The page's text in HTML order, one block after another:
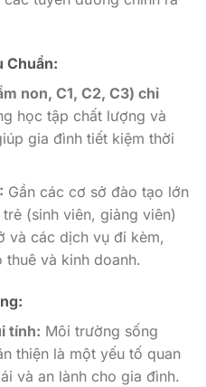
Chuẩn:
non, C1, C2, C3) chỉ
học tập chất lượng và
gia đình tiết kiệm thời
Gần các cơ sở đào tạo lớn
(sinh viên, giảng viên)
và các dịch vụ đi kèm,
thuê và kinh doanh.
tính: Môi trường sống
thiện là một yếu tố quan
và an lành cho gia đình.